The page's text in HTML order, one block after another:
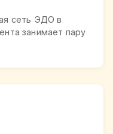
сеть ЭДО в
занимает пару